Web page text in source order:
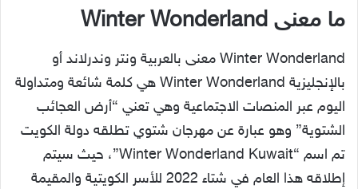
ما معنى Winter Wonderland
Winter Wonderland معنى بالعربية ونتر وندرلاند أو
بالإنجليزية Winter Wonderland هي كلمة شائعة ومتداولة
اليوم عبر المنصات الاجتماعية وهي تعني “أرض العجائب
الشتوية” وهو عبارة عن مهرجان شتوي تطلقه دولة الكويت
تم اسم “Winter Wonderland Kuwait”، حيث سيتم
إطلاقه هذا العام في شتاء 2022 للأسر الكويتية والمقيمة